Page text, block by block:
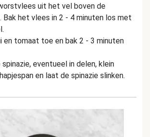
uit het vel boven de
Bak het vlees in 2 - 4 minuten los met
en tomaat toe en bak 2 - 3 minuten
spinazie, eventueel in delen, klein
en laat de spinazie slinken.